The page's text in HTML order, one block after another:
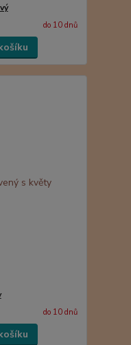
do 10 dnů
do 10 dnů